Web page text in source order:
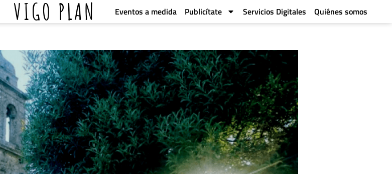
VIGO PLAN Eventos a medida Publicítate Servicios Digitales Quiénes somos